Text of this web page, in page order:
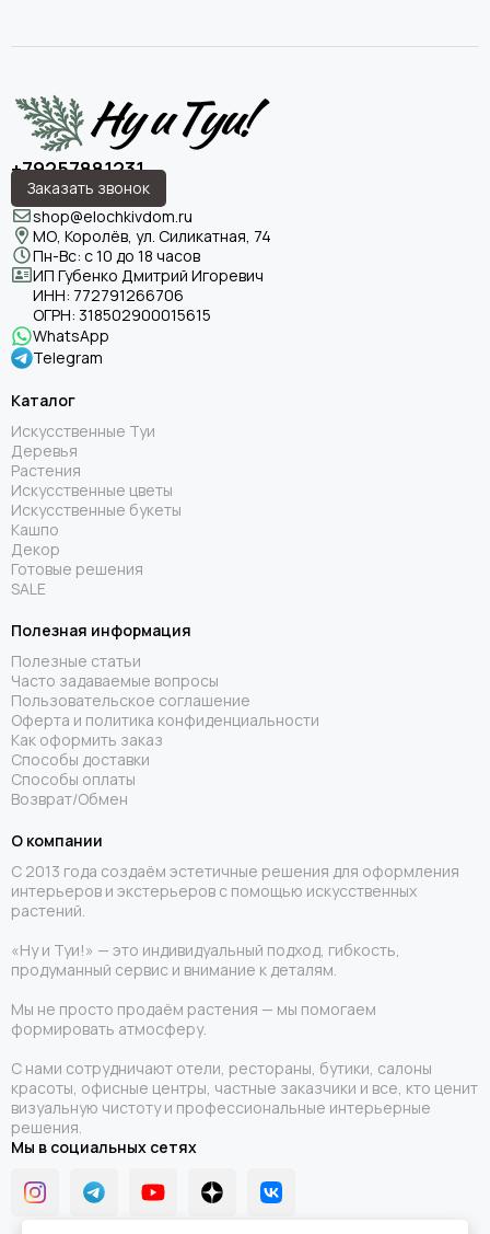
+79257881231
Заказать звонок
shop@elochkivdom.ru
МО, Королёв, ул. Силикатная, 74
Пн-Вс: с 10 до 18 часов
ИП Губенко Дмитрий Игоревич
ИНН: 772791266706
ОГРН: 318502900015615
WhatsApp
Telegram
Каталог
Искусственные Туи
Деревья
Растения
Искусственные цветы
Искусственные букеты
Кашпо
Декор
Готовые решения
SALE
Полезная информация
Полезные статьи
Часто задаваемые вопросы
Пользовательское соглашение
Оферта и политика конфиденциальности
Как оформить заказ
Способы доставки
Способы оплаты
Возврат/Обмен
О компании
С 2013 года создаём эстетичные решения для оформления
интерьеров и экстерьеров с помощью искусственных
растений.
«Ну и Туи!» — это индивидуальный подход, гибкость,
продуманный сервис и внимание к деталям.
Мы не просто продаём растения — мы помогаем
формировать атмосферу.
С нами сотрудничают отели, рестораны, бутики, салоны
красоты, офисные центры, частные заказчики и все, кто ценит
визуальную чистоту и профессиональные интерьерные
решения.
Мы в социальных сетях